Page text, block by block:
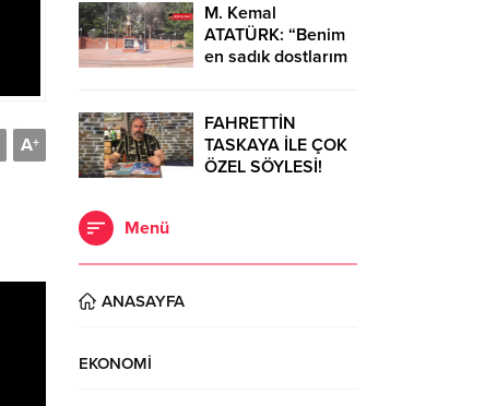
A+
ve Sanata Büyük
Onur…
M. Kemal
ATATÜRK: “Benim
en sadık dostlarım
FAHRETTİN
TASKAYA İLE ÇOK
ÖZEL SÖYLESİ!
Menü
ANASAYFA
EKONOMİ